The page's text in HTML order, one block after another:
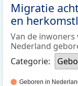
Migratie
en
Van de inwoners
Nederland
Categorie:
Geboren in